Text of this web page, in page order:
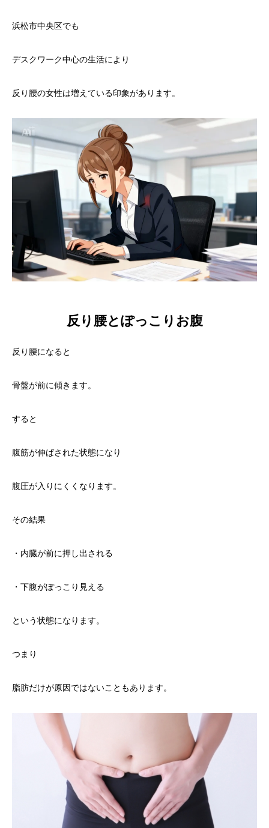
浜松市中央区でも
デスクワーク中心の生活により
反り腰の女性は増えている印象があります。
反り腰とぽっこりお腹
反り腰になると
骨盤が前に傾きます。
すると
腹筋が伸ばされた状態になり
腹圧が入りにくくなります。
その結果
・内臓が前に押し出される
・下腹がぽっこり見える
という状態になります。
つまり
脂肪だけが原因ではないこともあります。